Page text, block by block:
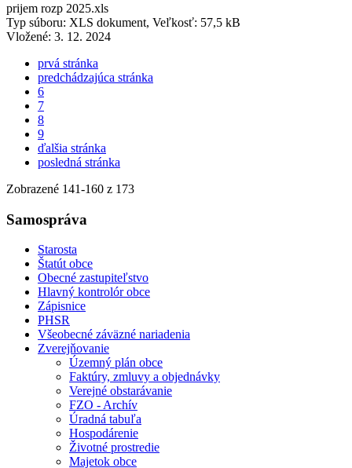
prijem rozp 2025.xls
Typ súboru: XLS dokument, Veľkosť: 57,5 kB
Vložené: 3. 12. 2024
prvá stránka
predchádzajúca stránka
6
7
8
9
ďalšia stránka
posledná stránka
Zobrazené 141-160 z 173
Samospráva
Starosta
Štatút obce
Obecné zastupiteľstvo
Hlavný kontrolór obce
Zápisnice
PHSR
Všeobecné záväzné nariadenia
Zverejňovanie
Územný plán obce
Faktúry, zmluvy a objednávky
Verejné obstarávanie
FZO - Archív
Úradná tabuľa
Hospodárenie
Životné prostredie
Majetok obce